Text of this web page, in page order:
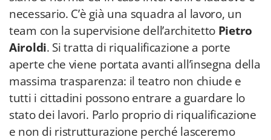
necessario. C’è già una squadra al lavoro, un
team con la supervisione dell’architetto Pietro
Airoldi. Si tratta di riqualificazione a porte
aperte che viene portata avanti all’insegna della
massima trasparenza: il teatro non chiude e
tutti i cittadini possono entrare a guardare lo
stato dei lavori. Parlo proprio di riqualificazione
e non di ristrutturazione perché lasceremo